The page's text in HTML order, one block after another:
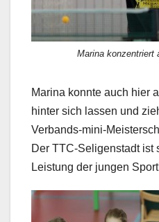
Marina konzentriert
Marina konnte auch hier
hinter sich lassen und
Verbands-mini-
Der TTC-Seligenstadt ist
Leistung der jungen